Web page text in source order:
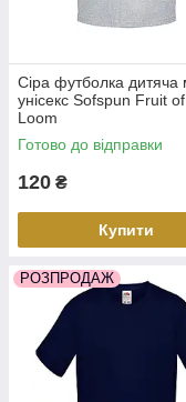
Сіра футболка дитяча
унісекс Sofspun Fruit
Loom
Готово до відправки
120 ₴
Купити
РОЗПРОДАЖ